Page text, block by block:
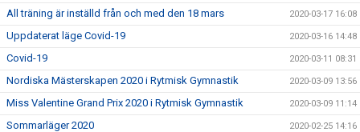
All träning är inställd från och med den 18 mars 2020-03-17 16:08
Uppdaterat läge Covid-19 2020-03-16 14:48
Covid-19 2020-03-11 08:31
Nordiska Mästerskapen 2020 i Rytmisk Gymnastik 2020-03-09 13:56
Miss Valentine Grand Prix 2020 i Rytmisk Gymnastik 2020-03-09 11:14
Sommarläger 2020 2020-02-25 14:16